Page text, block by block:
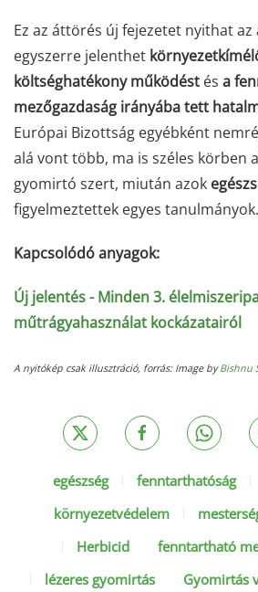
Ez az áttörés új fejezetet nyithat
egyszerre jelenthet
költséghatékony működést és a
mezőgazdaság irányába tett
Európai Bizottság egyébként
alá vont több, ma is széles körben
gyomirtó szert, miután azok
figyelmeztettek egyes tanulmányok.
Kapcsolódó anyagok:
Új jelentés - Minden 3.
műtrágyahasználat kockázatairól
A nyitókép csak illusztráció, forrás: Image byBishnu
egészség fenntarthatóság
környezetvédelem
Herbicid
fenntartható
lézeres gyomirtás
Gyomirtás